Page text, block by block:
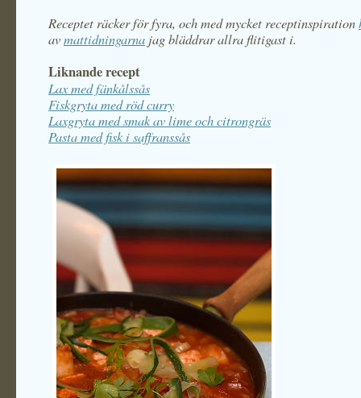
Receptet räcker för fyra, och med mycket receptinspiration
avmattidningarna jag bläddrar allra flitigast i.
Liknande recept
Lax med fänkålssås
Fiskgryta med röd curry
Laxgryta med smak av lime och citrongräs
Pasta med fisk i saffranssås